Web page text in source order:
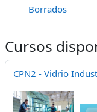
Borrados
Cursos
CPN2 - Vidrio